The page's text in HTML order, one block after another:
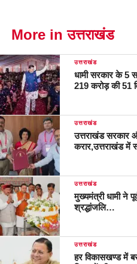
More in उत्तराखंड
उत्तराखंड
धामी सरकार के 5
219 करोड़ की 51
उत्तराखंड
उत्तराखंड सरकार
करार,उत्तराखंड में
उत्तराखंड
मुख्यमंत्री धामी ने
श्रद्धांजलि…
उत्तराखंड
हर विकासखण्ड में